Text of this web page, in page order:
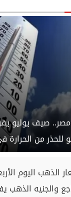
صيف يوليو
للحذر من
والجنيه الذهب